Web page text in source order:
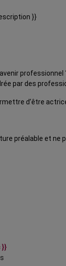
}}
par des
d’être
préalable et
}}